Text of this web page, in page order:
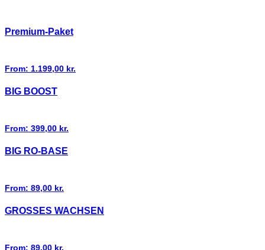
Premium-Paket
From: 1.199,00 kr.
BIG BOOST
From: 399,00 kr.
BIG RO-BASE
From: 89,00 kr.
GROSSES WACHSEN
From: 89,00 kr.